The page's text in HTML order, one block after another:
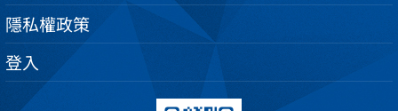
隱私權政策
登入